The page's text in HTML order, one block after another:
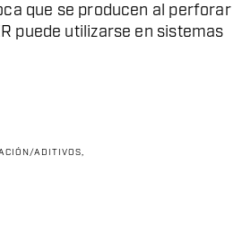
que se producen al perforar
puede utilizarse en sistemas
ADITIVOS,